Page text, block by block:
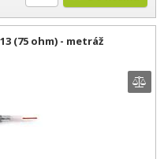
(75 ohm) - metráž